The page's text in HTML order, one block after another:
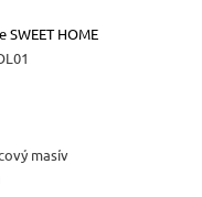
SWEET HOME
masív